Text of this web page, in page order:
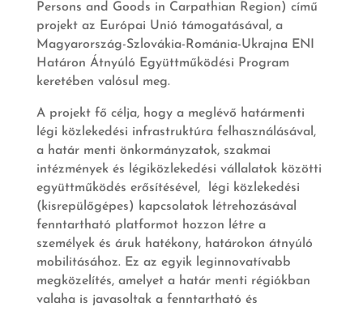
Persons and Goods in Carpathian Region) című
projekt az Európai Unió támogatásával, a
Magyarország-Szlovákia-Románia-Ukrajna ENI
Határon Átnyúló Együttműködési Program
keretében valósul meg.
A projekt fő célja, hogy a meglévő határmenti
légi közlekedési infrastruktúra felhasználásával,
a határ menti önkormányzatok, szakmai
intézmények és légiközlekedési vállalatok közötti
együttműködés erősítésével, légi közlekedési
(kisrepülőgépes) kapcsolatok létrehozásával
fenntartható platformot hozzon létre a
személyek és áruk hatékony, határokon átnyúló
mobilitásához. Ez az egyik leginnovatívabb
megközelítés, amelyet a határ menti régiókban
valaha is javasoltak a fenntartható és